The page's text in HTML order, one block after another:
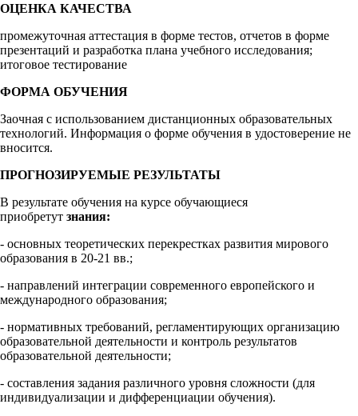
ОЦЕНКА КАЧЕСТВА
промежуточная аттестация в форме тестов, отчетов в форме
презентаций и разработка плана учебного исследования;
итоговое тестирование
ФОРМА ОБУЧЕНИЯ
Заочная с использованием дистанционных образовательных
технологий. Информация о форме обучения в удостоверение не
вносится.
ПРОГНОЗИРУЕМЫЕ РЕЗУЛЬТАТЫ
В результате обучения на курсе обучающиеся
приобретут знания:
- основных теоретических перекрестках развития мирового
образования в 20-21 вв.;
- направлений интеграции современного европейского и
международного образования;
- нормативных требований, регламентирующих организацию
образовательной деятельности и контроль результатов
образовательной деятельности;
- составления задания различного уровня сложности (для
индивидуализации и дифференциации обучения).